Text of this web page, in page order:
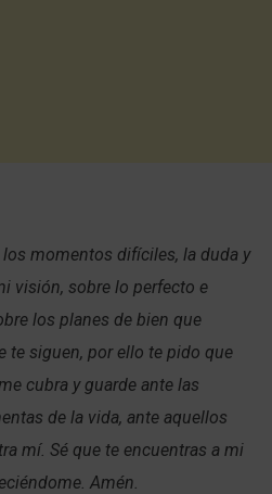
los momentos difíciles, la duda y
visión, sobre lo perfecto e
los planes de bien que
te siguen, por ello te pido que
cubra y guarde ante las
de la vida, ante aquellos
mí. Sé que te encuentras a mi
Amén.